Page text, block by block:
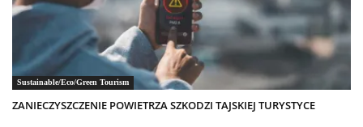
Sustainable/Eco/Green Tourism
ZANIECZYSZCZENIE POWIETRZA SZKODZI TAJSKIEJ TURYSTYCE